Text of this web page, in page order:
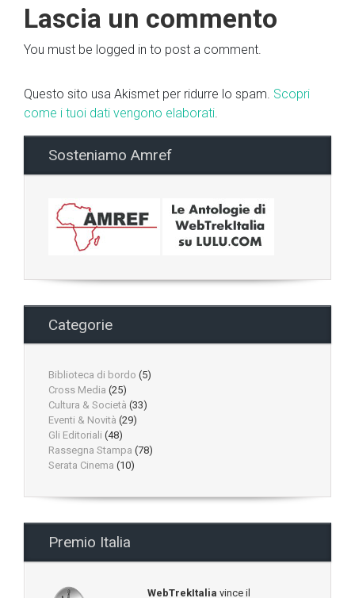
Lascia un commento
You must be logged in to post a comment.
Questo sito usa Akismet per ridurre lo spam. Scopri
come i tuoi dati vengono elaborati.
Sosteniamo Amref
Categorie
Biblioteca di bordo (5)
Cross Media (25)
Cultura & Società (33)
Eventi & Novità (29)
Gli Editoriali (48)
Rassegna Stampa (78)
Serata Cinema (10)
Premio Italia
WebTrekItalia vince il